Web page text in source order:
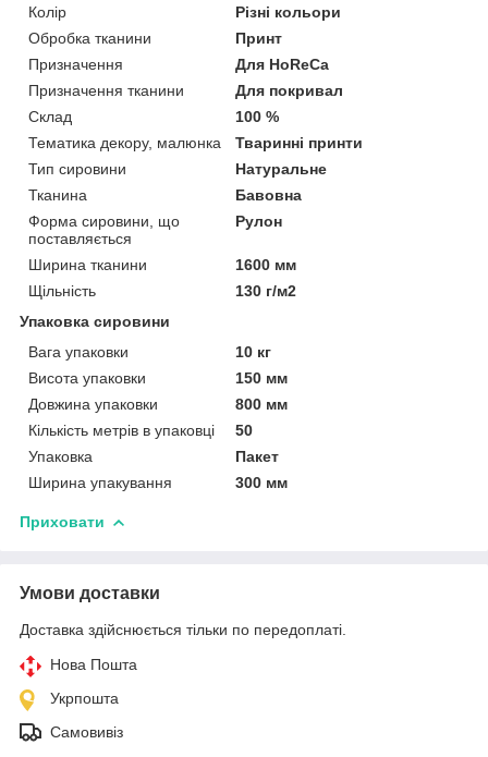
Колір
Різні кольори
Обробка тканини
Принт
Призначення
Для HoReCa
Призначення тканини
Для покривал
Склад
100 %
Тематика декору, малюнка
Тваринні принти
Тип сировини
Натуральне
Тканина
Бавовна
Форма сировини, що
поставляється
Рулон
Ширина тканини
1600 мм
Щільність
130 г/м2
Упаковка сировини
Вага упаковки
10 кг
Висота упаковки
150 мм
Довжина упаковки
800 мм
Кількість метрів в упаковці
50
Упаковка
Пакет
Ширина упакування
300 мм
Приховати
Умови доставки
Доставка здійснюється тільки по передоплаті.
Нова Пошта
Укрпошта
Самовивіз